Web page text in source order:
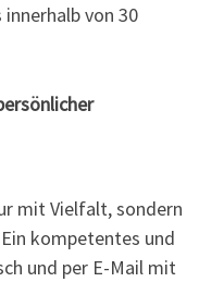
von 30
mit Vielfalt, sondern
kompetentes und
und per E-Mail mit